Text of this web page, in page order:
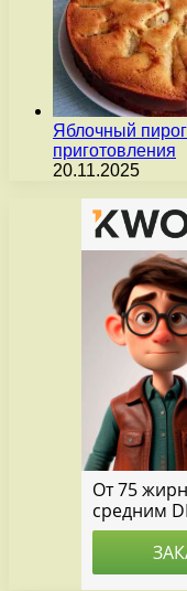
Яблочный пирог
приготовления
20.11.2025